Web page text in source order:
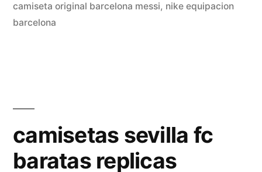
camiseta original barcelona messi, nike equipacion
barcelona
camisetas sevilla fc
baratas replicas